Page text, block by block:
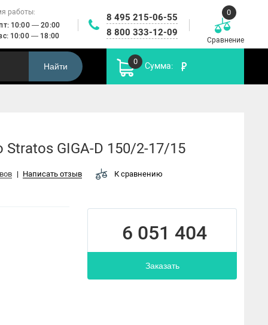
работы:
10:00 — 20:00
10:00 — 18:00
8 495 215-06-55
8 800 333-12-09
0
Сравнение
Найти
0 Сумма:
GIGA-D 150/2-17/15
| Написать отзыв К сравнению
6 051 404
Заказать